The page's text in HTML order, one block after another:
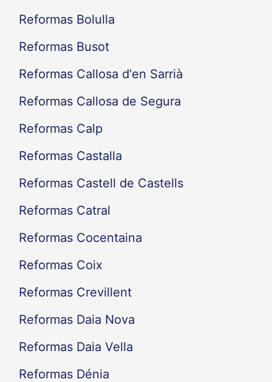
Reformas Bolulla
Reformas Busot
Reformas Callosa d'en Sarrià
Reformas Callosa de Segura
Reformas Calp
Reformas Castalla
Reformas Castell de Castells
Reformas Catral
Reformas Cocentaina
Reformas Coix
Reformas Crevillent
Reformas Daia Nova
Reformas Daia Vella
Reformas Dénia